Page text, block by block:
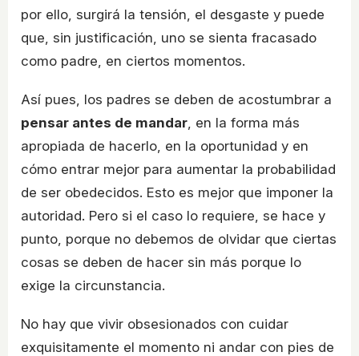
por ello, surgirá la tensión, el desgaste y puede
que, sin justificación, uno se sienta fracasado
como padre, en ciertos momentos.
Así pues, los padres se deben de acostumbrar a
pensar antes de mandar , en la forma más
apropiada de hacerlo, en la oportunidad y en
cómo entrar mejor para aumentar la probabilidad
de ser obedecidos. Esto es mejor que imponer la
autoridad. Pero si el caso lo requiere, se hace y
punto, porque no debemos de olvidar que ciertas
cosas se deben de hacer sin más porque lo
exige la circunstancia.
No hay que vivir obsesionados con cuidar
exquisitamente el momento ni andar con pies de